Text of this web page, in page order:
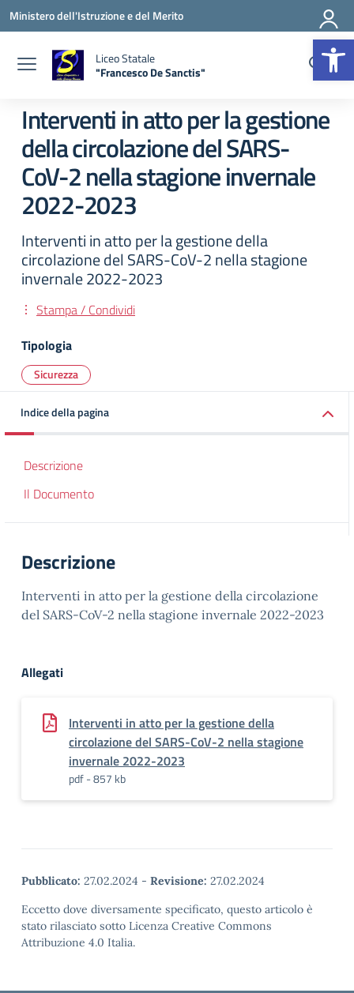
Vai ai contenuti
Vai al menu di navigazione
Vai al footer
Ministero dell'Istruzione e del Merito
Liceo Statale
"Francesco De Sanctis"
Interventi in atto per la gestione
della circolazione del SARS-
CoV-2 nella stagione invernale
2022-2023
Interventi in atto per la gestione della
circolazione del SARS-CoV-2 nella stagione
invernale 2022-2023
Stampa / Condividi
Tipologia
Sicurezza
Indice della pagina
Descrizione
Il Documento
Descrizione
Interventi in atto per la gestione della circolazione
del SARS-CoV-2 nella stagione invernale 2022-2023
Allegati
Interventi in atto per la gestione della
circolazione del SARS-CoV-2 nella stagione
invernale 2022-2023
pdf - 857 kb
Pubblicato: 27.02.2024 - Revisione: 27.02.2024
Eccetto dove diversamente specificato, questo articolo è
stato rilasciato sotto Licenza Creative Commons
Attribuzione 4.0 Italia.